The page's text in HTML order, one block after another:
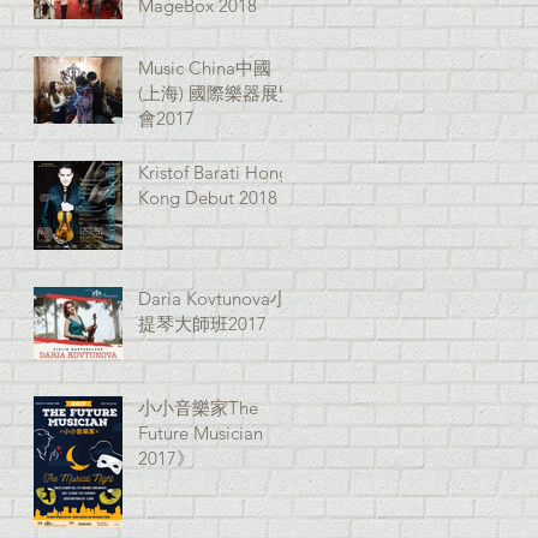
MageBox 2018
Music China中國
(上海) 國際樂器展覽
會2017
Kristof Barati Hong
Kong Debut 2018
Daria Kovtunova小
提琴大師班2017
小小音樂家The
Future Musician
2017》